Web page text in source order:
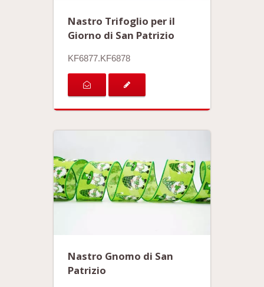
Nastro Trifoglio per il
Giorno di San Patrizio
KF6877.KF6878
Nastro Gnomo di San
Patrizio